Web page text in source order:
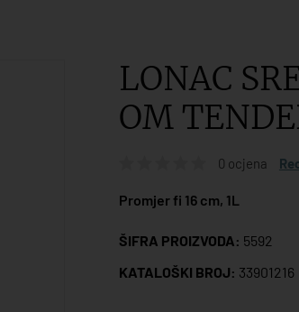
LONAC
OM
0 ocjena
Promjer fi 16 cm, 1L
ŠIFRA PROIZVODA: 5592
KATALOŠKI BROJ: 33901216